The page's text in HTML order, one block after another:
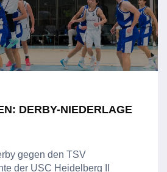
DERBY-NIEDERLAGE
gegen den TSV
der USC Heidelberg II